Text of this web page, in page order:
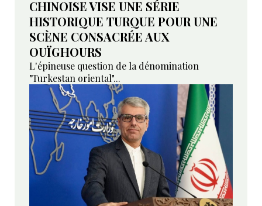
CHINOISE VISE UNE SÉRIE
HISTORIQUE TURQUE POUR UNE
SCÈNE CONSACRÉE AUX
OUÏGHOURS
L'épineuse question de la dénomination
"Turkestan oriental"...